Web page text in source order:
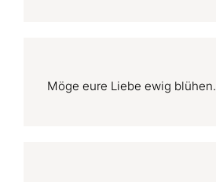
Möge eure Liebe ewig blühen.